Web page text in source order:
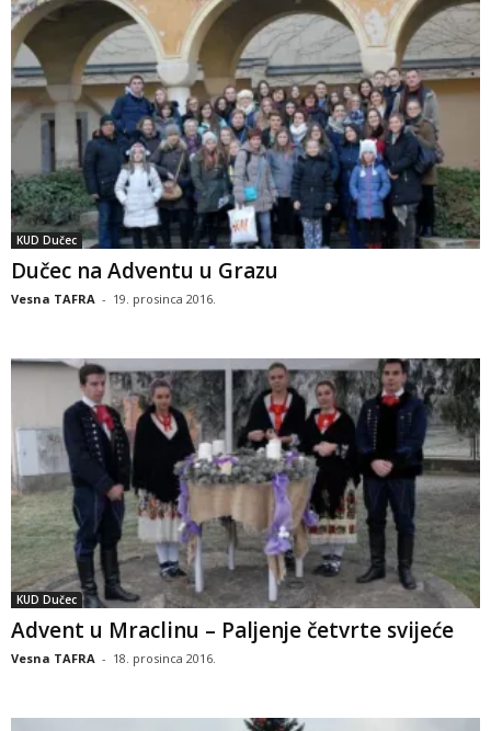
KUD Dučec
Dučec na Adventu u Grazu
Vesna TAFRA - 19. prosinca 2016.
KUD Dučec
Advent u Mraclinu – Paljenje četvrte svijeće
Vesna TAFRA - 18. prosinca 2016.